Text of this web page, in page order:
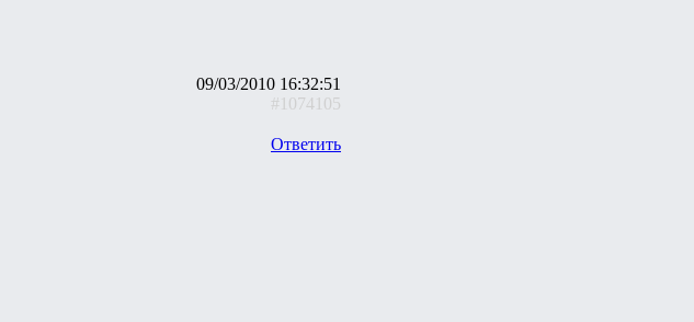
09/03/2010 16:32:51
#1074105
Ответить